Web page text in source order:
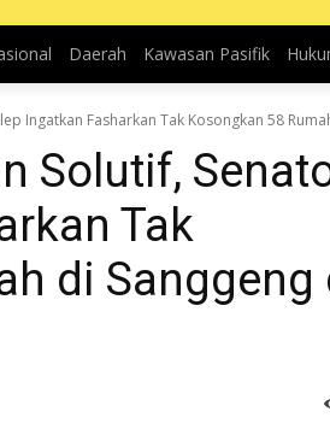
Daerah Kawasan Pasifik
Ingatkan Fasharkan Tak Kosongkan 58
Solutif,
Tak
di Sanggeng